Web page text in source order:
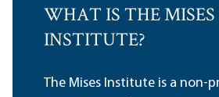
WHAT IS THE MISES
INSTITUTE?
The Mises Institute is a non-